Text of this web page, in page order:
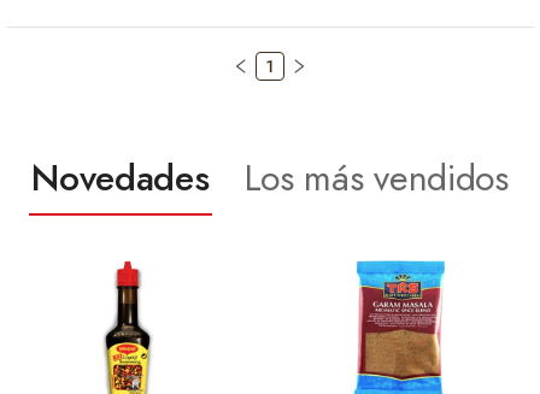
1
Novedades Los más vendidos